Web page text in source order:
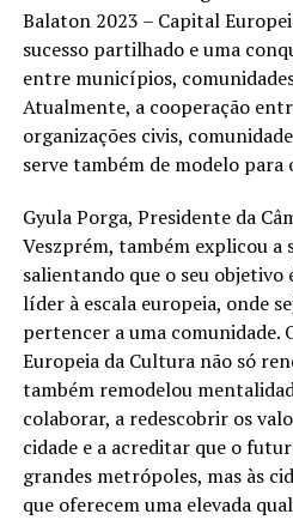
Balaton 2023 – Capital
sucesso partilhado e uma
entre municípios,
Atualmente, a cooperação
organizações civis,
serve também de modelo para
Gyula Porga, Presidente da
Veszprém, também explicou a
salientando que o seu objetivo
líder à escala europeia, onde
pertencer a uma comunidade.
Europeia da Cultura não só
também remodelou
colaborar, a redescobrir os
cidade e a acreditar que o
grandes metrópoles, mas às
que oferecem uma elevada